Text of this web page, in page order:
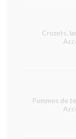
Crozets,
Pommes de